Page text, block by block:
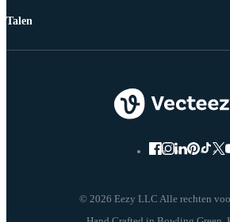
© 2026 Eezy LLC Alle rechten
Talen